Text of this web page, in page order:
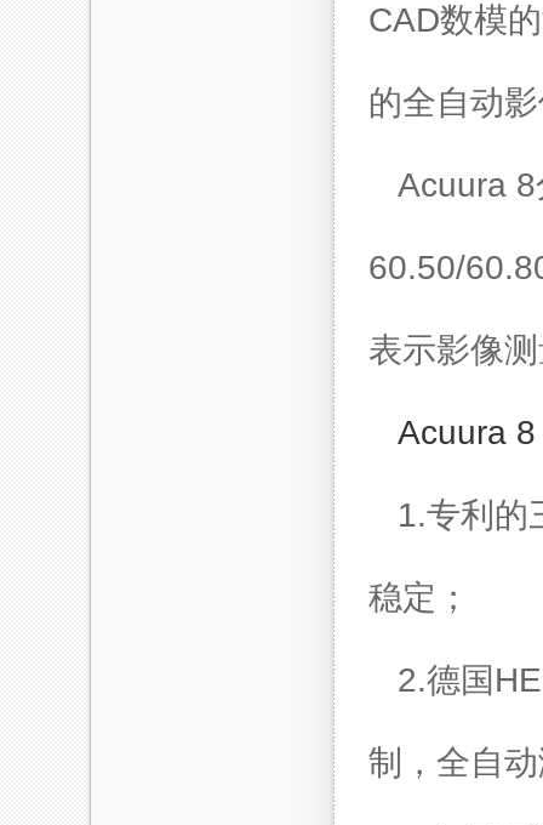
CAD数模
的全自动
Acuura
60.50/
表示影像
Acuura
1.专利的
稳定；
2.德国
制，全自